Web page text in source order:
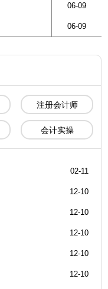
06-09
06-09
注册会计师
会计实操
02-11
12-10
12-10
12-10
12-10
12-10